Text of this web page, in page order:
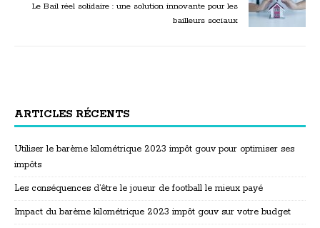
Le Bail réel solidaire : une solution innovante pour les
bailleurs sociaux
ARTICLES RÉCENTS
Utiliser le barème kilométrique 2023 impôt gouv pour optimiser ses
impôts
Les conséquences d’être le joueur de football le mieux payé
Impact du barème kilométrique 2023 impôt gouv sur votre budget